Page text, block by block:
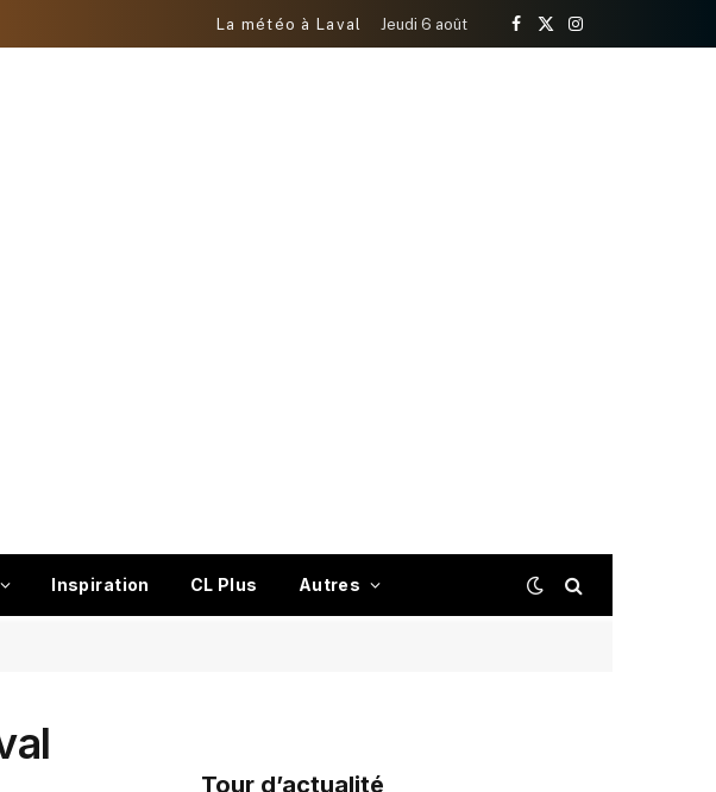
La météo à Laval Jeudi 6 août
Facebook
X
Instagram
Inspiration CL Plus Autres
Tour d’actualité